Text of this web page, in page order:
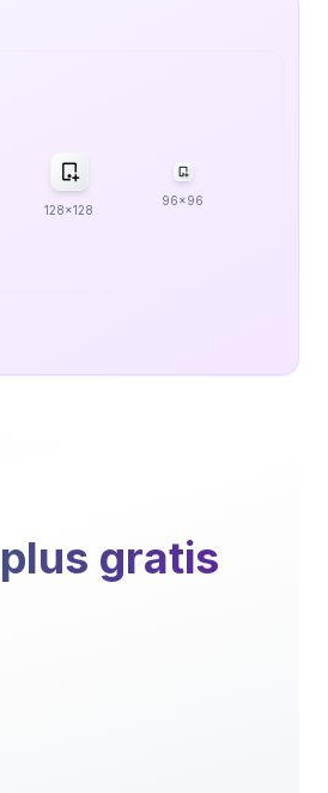
128x128
96x96
gratis